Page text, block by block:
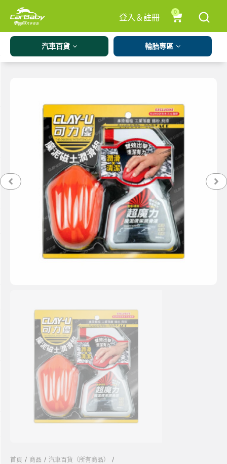
登入＆註冊
0
汽車百貨 輪胎專區
首頁 / 商品 / 汽車百貨（所有商品）
/